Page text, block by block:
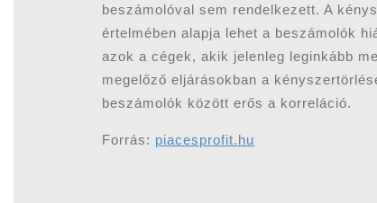
beszámolóval sem rendelkezett. A
értelmében alapja lehet a beszámolók
azok a cégek, akik jelenleg leginkább
megelőző eljárásokban a
beszámolók között erős a korreláció.
Forrás: piacesprofit.hu